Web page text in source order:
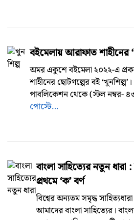
বইমেলায় আরাফাত শাহীনের
অমর একুশে বইমেলা ২০২২-এ
শাহীনের ছোটগল্পের বই
পাবলিকেশন থেকে (স্টল নম্বর-
পোস্টে…
বাংলা সাহিত্যের নতুন ধারা
প্রথমে ‘ক’ বর্ণ
বিশ্বের অন্যতম সমৃদ্ধ
আমাদের বাংলা সাহিত্যের।